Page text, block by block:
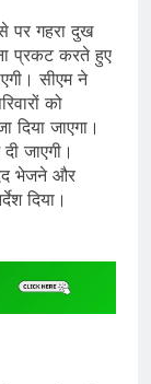
पर गहरा दुख
प्रकट करते हुए
सीएम ने
को
जाएगा।
जाएगी।
भेजने और
दिया।